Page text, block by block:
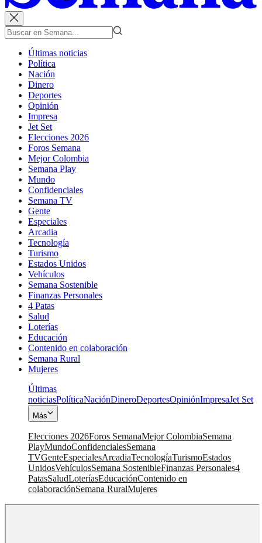
Últimas noticias
Política
Nación
Dinero
Deportes
Opinión
Impresa
Jet Set
Elecciones 2026
Foros Semana
Mejor Colombia
Semana Play
Mundo
Confidenciales
Semana TV
Gente
Especiales
Arcadia
Tecnología
Turismo
Estados Unidos
Vehículos
Semana Sostenible
Finanzas Personales
4 Patas
Salud
Loterías
Educación
Contenido en colaboración
Semana Rural
Mujeres
Últimas
noticiasPolíticaNaciónDineroDeportesOpiniónImpresaJet Set
Más
Elecciones 2026Foros SemanaMejor ColombiaSemana
PlayMundoConfidencialesSemana
TVGenteEspecialesArcadiaTecnologíaTurismoEstados
UnidosVehículosSemana SostenibleFinanzas Personales4
PatasSaludLoteríasEducaciónContenido en
colaboraciónSemana RuralMujeres